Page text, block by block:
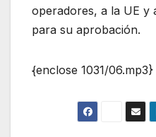
operadores, a la UE y
para su aprobación.
{enclose 1031/06.mp3}